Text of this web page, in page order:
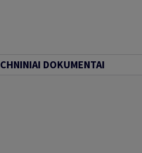
DOKUMENTAI